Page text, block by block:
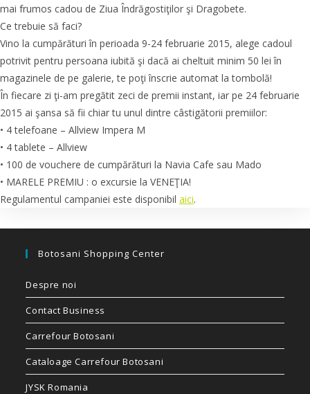
mai frumos cadou de Ziua Îndrăgostiţilor şi Dragobete.
Ce trebuie să faci?
Vino la cumpărături în perioada 9-24 februarie 2015, alege cadoul
potrivit pentru persoana iubită şi dacă ai cheltuit minim 50 lei în
magazinele de pe galerie, te poţi înscrie automat la tombolă!
În fiecare zi ţi-am pregătit zeci de premii instant, iar pe 24 februarie
2015 ai şansa să fii chiar tu unul dintre câstigătorii premiilor:
• 4 telefoane – Allview Impera M
• 4 tablete – Allview
• 100 de vouchere de cumpărături la Navia Cafe sau Mado
• MARELE PREMIU : o excursie la VENEŢIA!
Regulamentul campaniei este disponibil aici.
Botosani Shopping Center
Despre noi
Contact Business
Carrefour Botosani
Cataloage Carrefour Botosani
JYSK Romania